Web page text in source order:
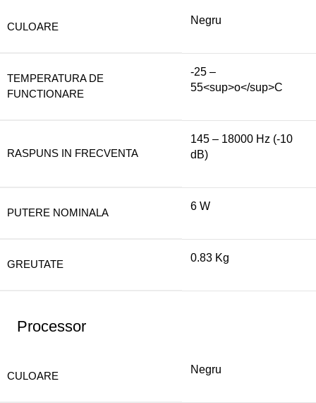
CULOARE
Negru
TEMPERATURA DE
FUNCTIONARE
-25 –
55<sup>o</sup>C
RASPUNS IN FRECVENTA
145 – 18000 Hz (-10
dB)
PUTERE NOMINALA
6 W
GREUTATE
0.83 Kg
Processor
CULOARE
Negru